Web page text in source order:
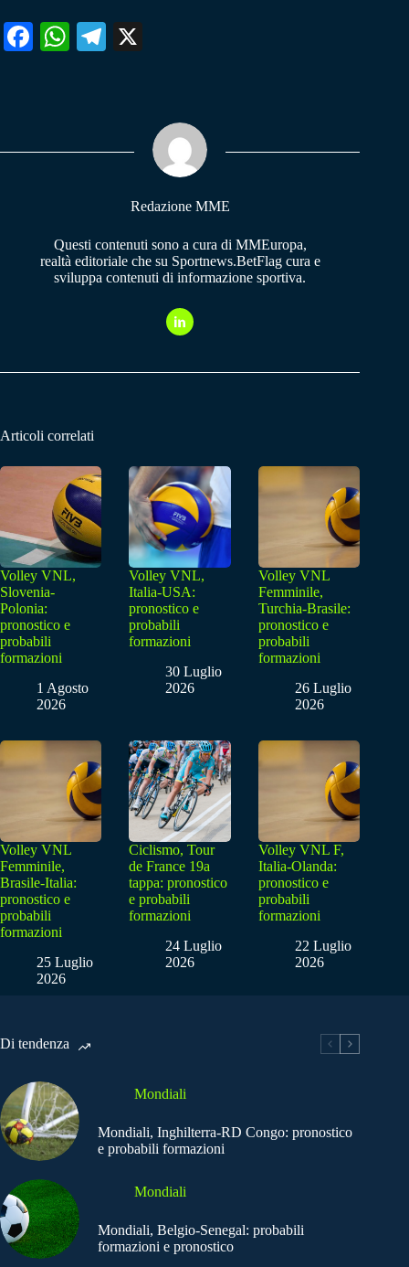
Fa W
pp
Te
m
Redazione MME
Questi contenuti sono a cura di MMEuropa,
realtà editoriale che su Sportnews.BetFlag cura e
sviluppa contenuti di informazione sportiva.
Articoli correlati
Volley VNL,
Slovenia-
Polonia:
pronostico e
probabili
formazioni
1 Agosto
2026
Volley VNL,
Italia-USA:
pronostico e
probabili
formazioni
30 Luglio
2026
Volley VNL
Femminile,
Turchia-Brasile:
pronostico e
probabili
formazioni
26 Luglio
2026
Volley VNL
Femminile,
Brasile-Italia:
pronostico e
probabili
formazioni
25 Luglio
2026
Ciclismo, Tour
de France 19a
tappa: pronostico
e probabili
formazioni
24 Luglio
2026
Volley VNL F,
Italia-Olanda:
pronostico e
probabili
formazioni
22 Luglio
2026
Di tendenza
Mondiali
Mondiali, Inghilterra-RD Congo: pronostico
e probabili formazioni
Mondiali
Mondiali, Belgio-Senegal: probabili
formazioni e pronostico